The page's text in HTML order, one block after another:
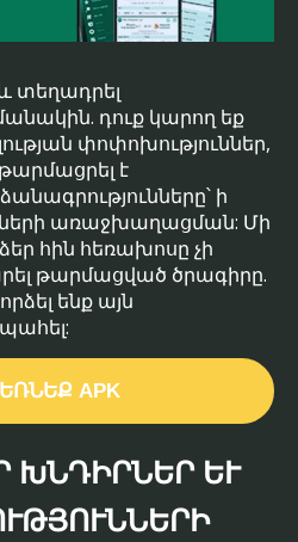
տեղադրել
դուք կարող եք
փոփոխություններ,
է
ի
առաջխաղացման: Մի
հին հեռախոսը չի
թարմացված ծրագիրը.
ենք այն
APK
ԵՒ Ա
Վ